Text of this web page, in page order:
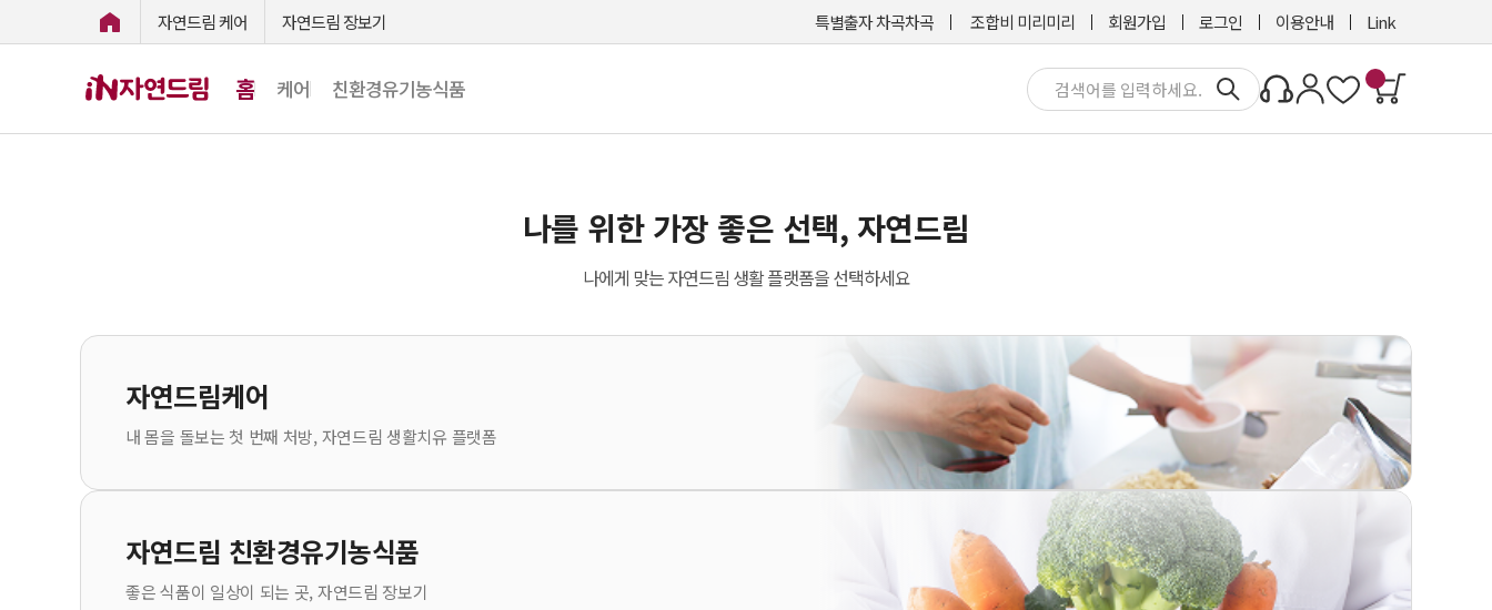
자연드림 케어 자연드림 장보기 특별출자 차곡차곡 조합비 미리미리 회원가입 로그인 이용안내 Link
홈 케어 친환경유기농식품
나를 위한 가장 좋은 선택, 자연드림
나에게 맞는 자연드림 생활 플랫폼을 선택하세요
자연드림케어
내 몸을 돌보는 첫 번째 처방, 자연드림 생활치유 플랫폼
자연드림 친환경유기농식품
좋은 식품이 일상이 되는 곳, 자연드림 장보기